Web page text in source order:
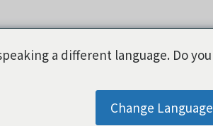
a different language. Do you
Change Language